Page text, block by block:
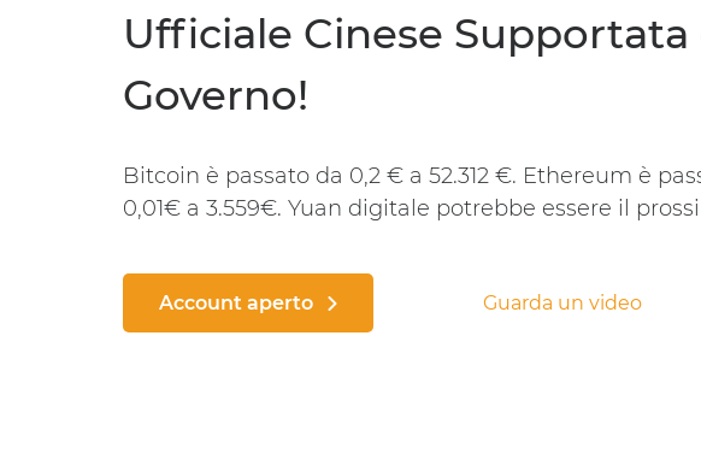
Ufficiale Cinese Supportata
Governo!
Bitcoin è passato da 0,2 € a 52.312 €. Ethereum è
0,01€ a 3.559€. Yuan digitale potrebbe essere il
Account aperto Guarda un video